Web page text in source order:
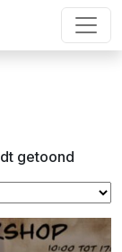
getoond
op